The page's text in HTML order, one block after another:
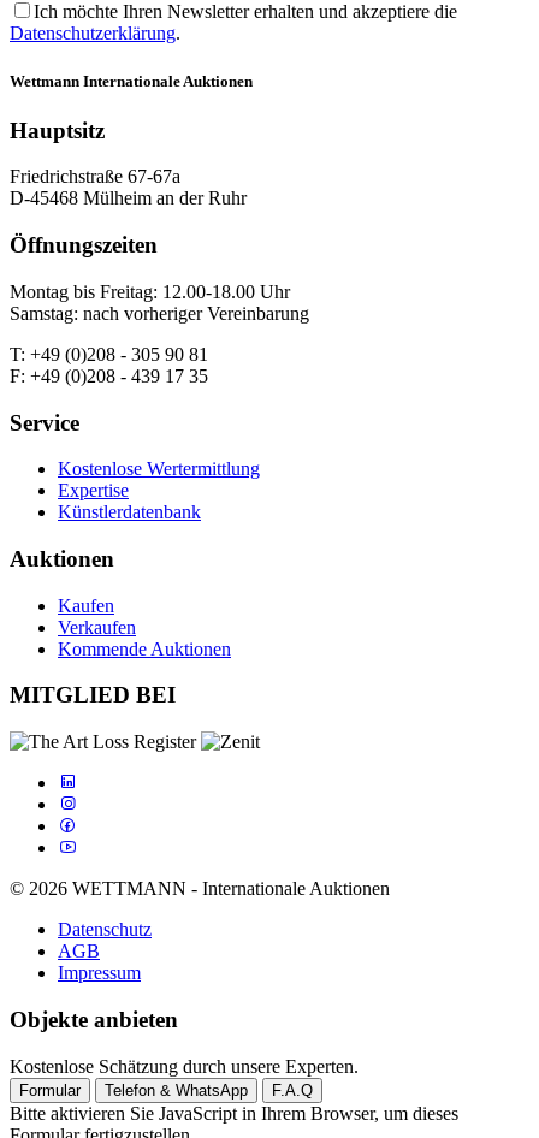
Ich möchte Ihren Newsletter erhalten und akzeptiere die
Datenschutzerklärung.
Wettmann Internationale Auktionen
Hauptsitz
Friedrichstraße 67-67a
D-45468 Mülheim an der Ruhr
Öffnungszeiten
Montag bis Freitag: 12.00-18.00 Uhr
Samstag: nach vorheriger Vereinbarung
T: +49 (0)208 - 305 90 81
F: +49 (0)208 - 439 17 35
Service
Kostenlose Wertermittlung
Expertise
Künstlerdatenbank
Auktionen
Kaufen
Verkaufen
Kommende Auktionen
MITGLIED BEI
© 2026 WETTMANN - Internationale Auktionen
Datenschutz
AGB
Impressum
Objekte anbieten
Kostenlose Schätzung durch unsere Experten.
Formular Telefon & WhatsApp F.A.Q
Bitte aktivieren Sie JavaScript in Ihrem Browser, um dieses